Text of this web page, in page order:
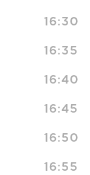
16:30
16:35
16:40
16:45
16:50
16:55